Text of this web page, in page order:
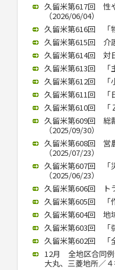
久留米第617回 性
（2026/06/04）
久留米第616回 「
久留米第615回 介
久留米第614回 対
久留米第613回 「
久留米第612回 「
久留米第611回 「
久留米第610回 「
久留米第609回 総
（2025/09/30）
久留米第608回 営
（2025/07/23）
久留米第607回 「
（2025/06/23）
久留米第606回 ト
久留米第605回 「
久留米第604回 地
久留米第603回 「
久留米第602回 「
12月 全地区合同例
大丸、三菱地所／